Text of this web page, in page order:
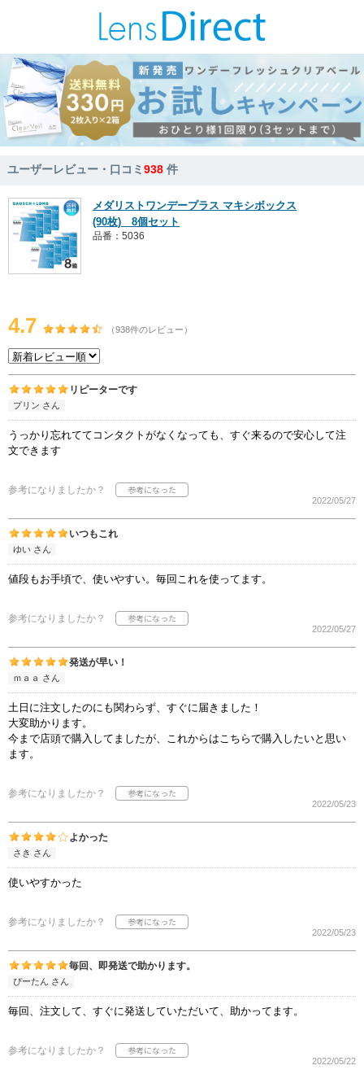
ユーザーレビュー・口コミ938 件
メダリストワンデープラス マキシボックス
(90枚) 8個セット
品番：5036
4.7 （938件のレビュー）
リピーターです
プリン さん
うっかり忘れててコンタクトがなくなっても、すぐ来るので安心して注
文できます
参考になりましたか？
2022/05/27
いつもこれ
ゆい さん
値段もお手頃で、使いやすい。毎回これを使ってます。
参考になりましたか？
2022/05/27
発送が早い！
ｍａａ さん
土日に注文したのにも関わらず、すぐに届きました！
大変助かります。
今まで店頭で購入してましたが、これからはこちらで購入したいと思い
ます。
参考になりましたか？
2022/05/23
よかった
さき さん
使いやすかった
参考になりましたか？
2022/05/23
毎回、即発送で助かります。
ぴーたん さん
毎回、注文して、すぐに発送していただいて、助かってます。
参考になりましたか？
2022/05/22